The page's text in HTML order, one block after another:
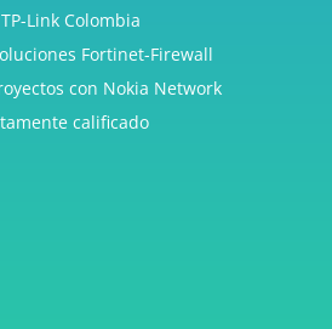
Link Colombia
Fortinet-Firewall
con Nokia Network
calificadoofrecen?